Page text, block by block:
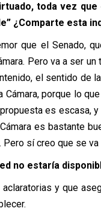
toda vez
¿Comparte esta
que el Senado,
Pero va a ser
el sentido de
Cámara, porque lo
es escasa,
es bastante
sí creo que se
no estaría
aclaratorias y que